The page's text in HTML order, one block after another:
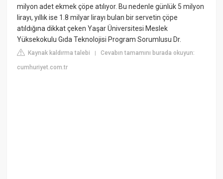
milyon adet ekmek çöpe atılıyor. Bu nedenle günlük 5 milyon
lirayı, yıllık ise 1.8 milyar lirayı bulan bir servetin çöpe
atıldığına dikkat çeken Yaşar Üniversitesi Meslek
Yüksekokulu Gıda Teknolojisi Program Sorumlusu Dr.
Kaynak kaldırma talebi |Cevabın tamamını burada okuyun:
cumhuriyet.com.tr